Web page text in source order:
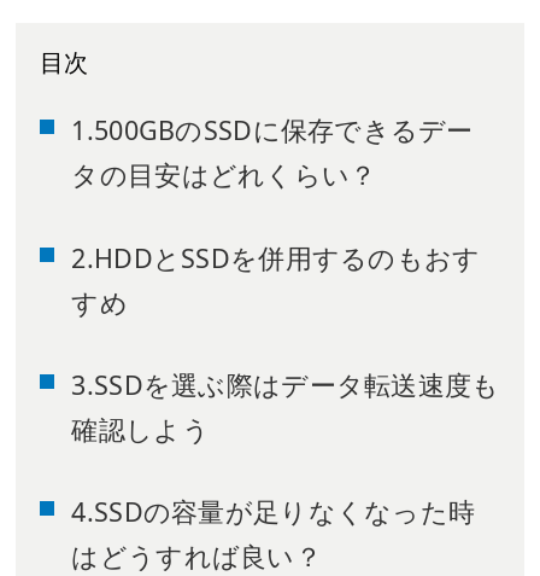
目次
1.500GBのSSDに保存できるデー
タの目安はどれくらい？
2.HDDとSSDを併用するのもおす
すめ
3.SSDを選ぶ際はデータ転送速度も
確認しよう
4.SSDの容量が足りなくなった時
はどうすれば良い？